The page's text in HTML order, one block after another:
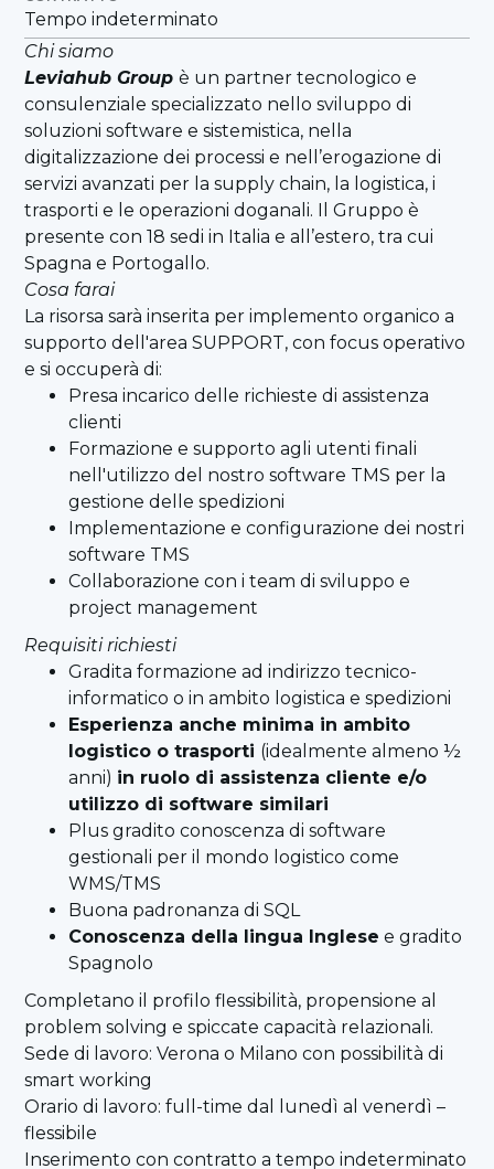
Tempo indeterminato
Chi siamo
Leviahub Groupè un partner tecnologico e
consulenziale specializzato nello sviluppo di
soluzioni software e sistemistica, nella
digitalizzazione dei processi e nell’erogazione di
servizi avanzati per la supply chain, la logistica, i
trasporti e le operazioni doganali. Il Gruppo è
presente con 18 sedi in Italia e all’estero, tra cui
Spagna e Portogallo.
Cosa farai
La risorsa sarà inserita per implemento organico a
supporto dell'area SUPPORT, con focus operativo
e si occuperà di:
Presa incarico delle richieste di assistenza
clienti
Formazione e supporto agli utenti finali
nell'utilizzo del nostro software TMS per la
gestione delle spedizioni
Implementazione e configurazione dei nostri
software TMS
Collaborazione con i team di sviluppo e
project management
Requisiti richiesti
Gradita formazione ad indirizzo tecnico-
informatico o in ambito logistica e spedizioni
Esperienza anche minima in ambito
logistico o trasporti (idealmente almeno ½
anni) in ruolo di assistenza cliente e/o
utilizzo di software similari
Plus gradito conoscenza di software
gestionali per il mondo logistico come
WMS/TMS
Buona padronanza di SQL
Conoscenza della lingua Inglese e gradito
Spagnolo
Completano il profilo flessibilità, propensione al
problem solving e spiccate capacità relazionali.
Sede di lavoro: Verona o Milano con possibilità di
smart working
Orario di lavoro: full-time dal lunedì al venerdì –
flessibile
Inserimento con contratto a tempo indeterminato